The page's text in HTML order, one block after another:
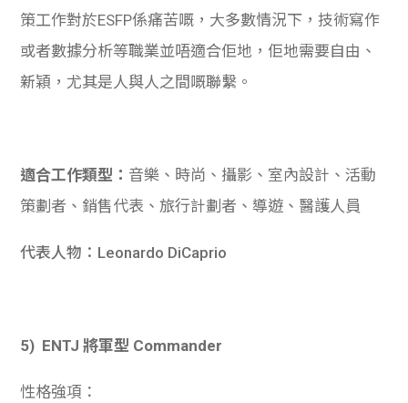
策工作對於ESFP係痛苦嘅，大多數情況下，技術寫作
或者數據分析等職業並唔適合佢地，佢地需要自由、
新穎，尤其是人與人之間嘅聯繫。
適合工作類型： 音樂、時尚、攝影、室內設計、活動
策劃者、銷售代表、旅行計劃者、導遊、醫護人員
代表人物：Leonardo DiCaprio
5) ENTJ 將軍型 Commander
性格強項：